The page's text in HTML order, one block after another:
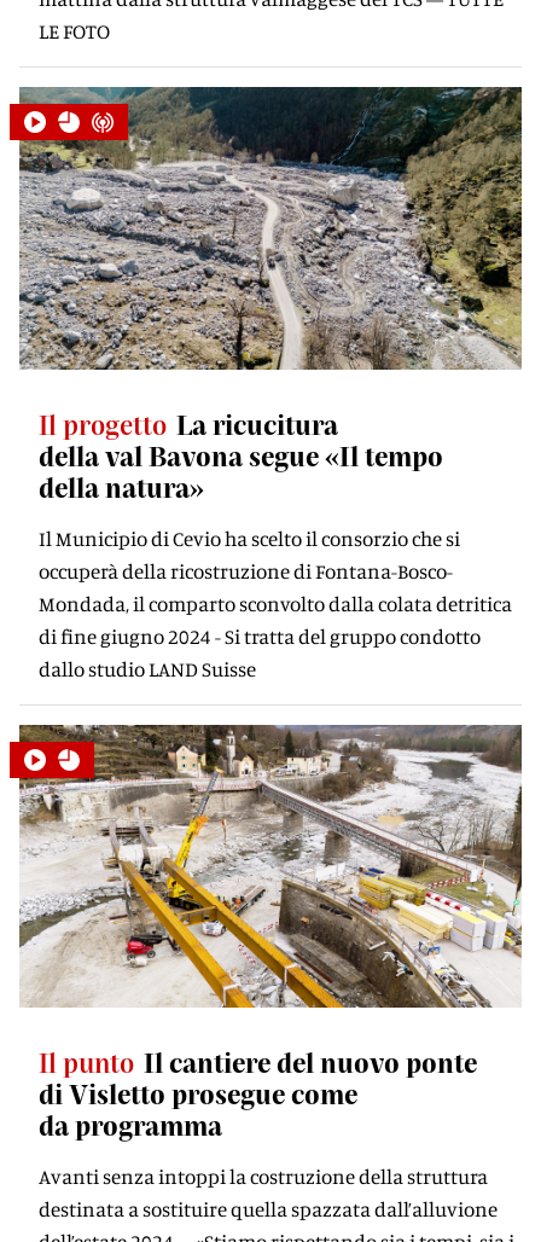
LE FOTO
Il progetto La ricucitura
della val Bavona segue «Il tempo
della natura»
Il Municipio di Cevio ha scelto il consorzio che si
occuperà della ricostruzione di Fontana-Bosco-
Mondada, il comparto sconvolto dalla colata detritica
di fine giugno 2024 - Si tratta del gruppo condotto
dallo studio LAND Suisse
Il punto Il cantiere del nuovo ponte
di Visletto prosegue come
da programma
Avanti senza intoppi la costruzione della struttura
destinata a sostituire quella spazzata dall’alluvione